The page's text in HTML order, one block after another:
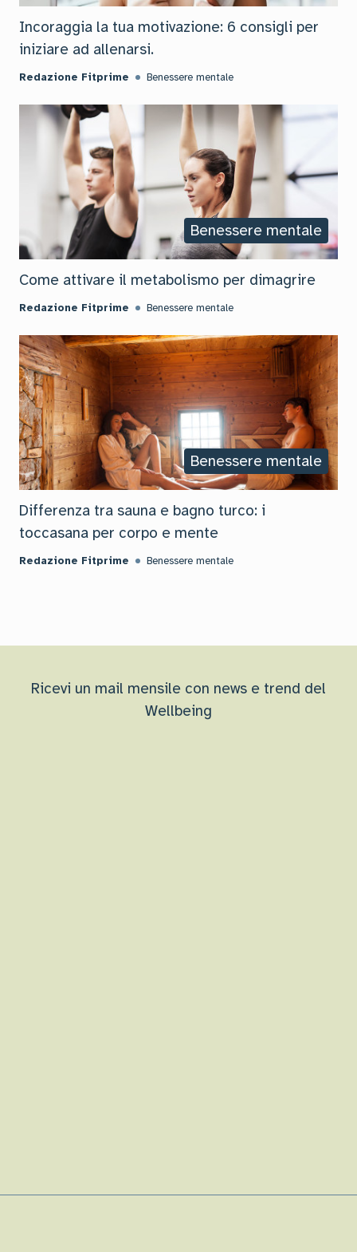
Incoraggia la tua motivazione: 6 consigli per
iniziare ad allenarsi.
Redazione Fitprime Benessere mentale
Benessere mentale
Come attivare il metabolismo per dimagrire
Redazione Fitprime Benessere mentale
Benessere mentale
Differenza tra sauna e bagno turco: i
toccasana per corpo e mente
Redazione Fitprime Benessere mentale
Ricevi un mail mensile con news e trend del
Wellbeing